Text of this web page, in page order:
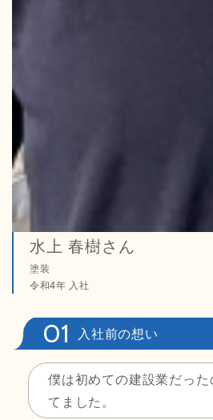
水上 春樹さん
塗装
令和4年 入社
入社前の想い
僕は初めての建設業だった
てました。